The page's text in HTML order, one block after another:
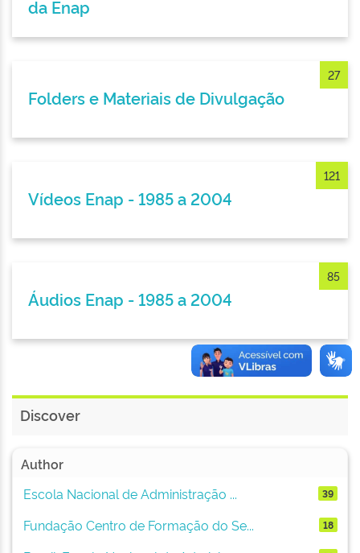
da Enap
27
Folders e Materiais de Divulgação
121
Vídeos Enap - 1985 a 2004
85
Áudios Enap - 1985 a 2004
Discover
Author
Escola Nacional de Administração ...
39
Fundação Centro de Formação do Se... 18